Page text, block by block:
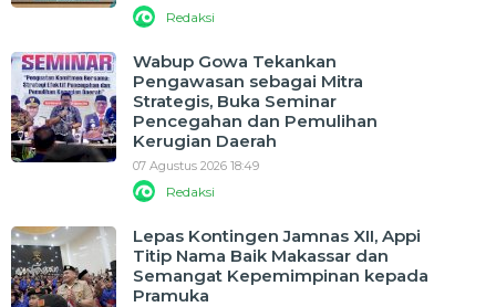
Redaksi
Wabup Gowa Tekankan
Pengawasan sebagai Mitra
Strategis, Buka Seminar
Pencegahan dan Pemulihan
Kerugian Daerah
07 Agustus 2026 18:49
Redaksi
Lepas Kontingen Jamnas XII, Appi
Titip Nama Baik Makassar dan
Semangat Kepemimpinan kepada
Pramuka